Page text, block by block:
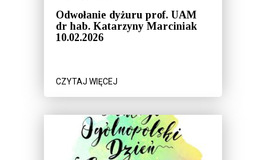
Odwołanie dyżuru prof. UAM
dr hab. Katarzyny Marciniak
10.02.2026
CZYTAJ WIĘCEJ